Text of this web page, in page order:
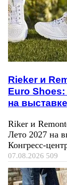
Rieker и
Euro
на
Riker и
Лето 2027 на
07.08.2026 509